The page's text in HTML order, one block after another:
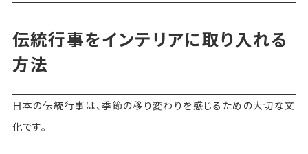
伝統行事をインテリアに取り入れる
方法
日本の伝統行事は、季節の移り変わりを感じるための大切な文
化です。